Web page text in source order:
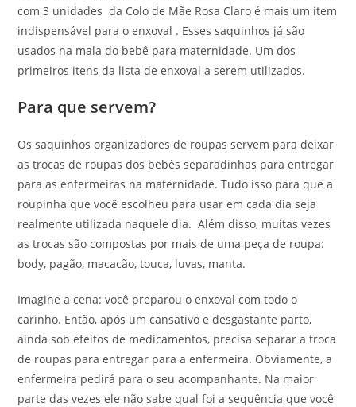
com 3 unidades da Colo de Mãe Rosa Claro é mais um item
indispensável para o enxoval . Esses saquinhos já são
usados na mala do bebê para maternidade. Um dos
primeiros itens da lista de enxoval a serem utilizados.
Para que servem?
Os saquinhos organizadores de roupas servem para deixar
as trocas de roupas dos bebês separadinhas para entregar
para as enfermeiras na maternidade. Tudo isso para que a
roupinha que você escolheu para usar em cada dia seja
realmente utilizada naquele dia. Além disso, muitas vezes
as trocas são compostas por mais de uma peça de roupa:
body, pagão, macacão, touca, luvas, manta.
Imagine a cena: você preparou o enxoval com todo o
carinho. Então, após um cansativo e desgastante parto,
ainda sob efeitos de medicamentos, precisa separar a troca
de roupas para entregar para a enfermeira. Obviamente, a
enfermeira pedirá para o seu acompanhante. Na maior
parte das vezes ele não sabe qual foi a sequência que você